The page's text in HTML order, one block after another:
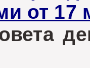
от 17